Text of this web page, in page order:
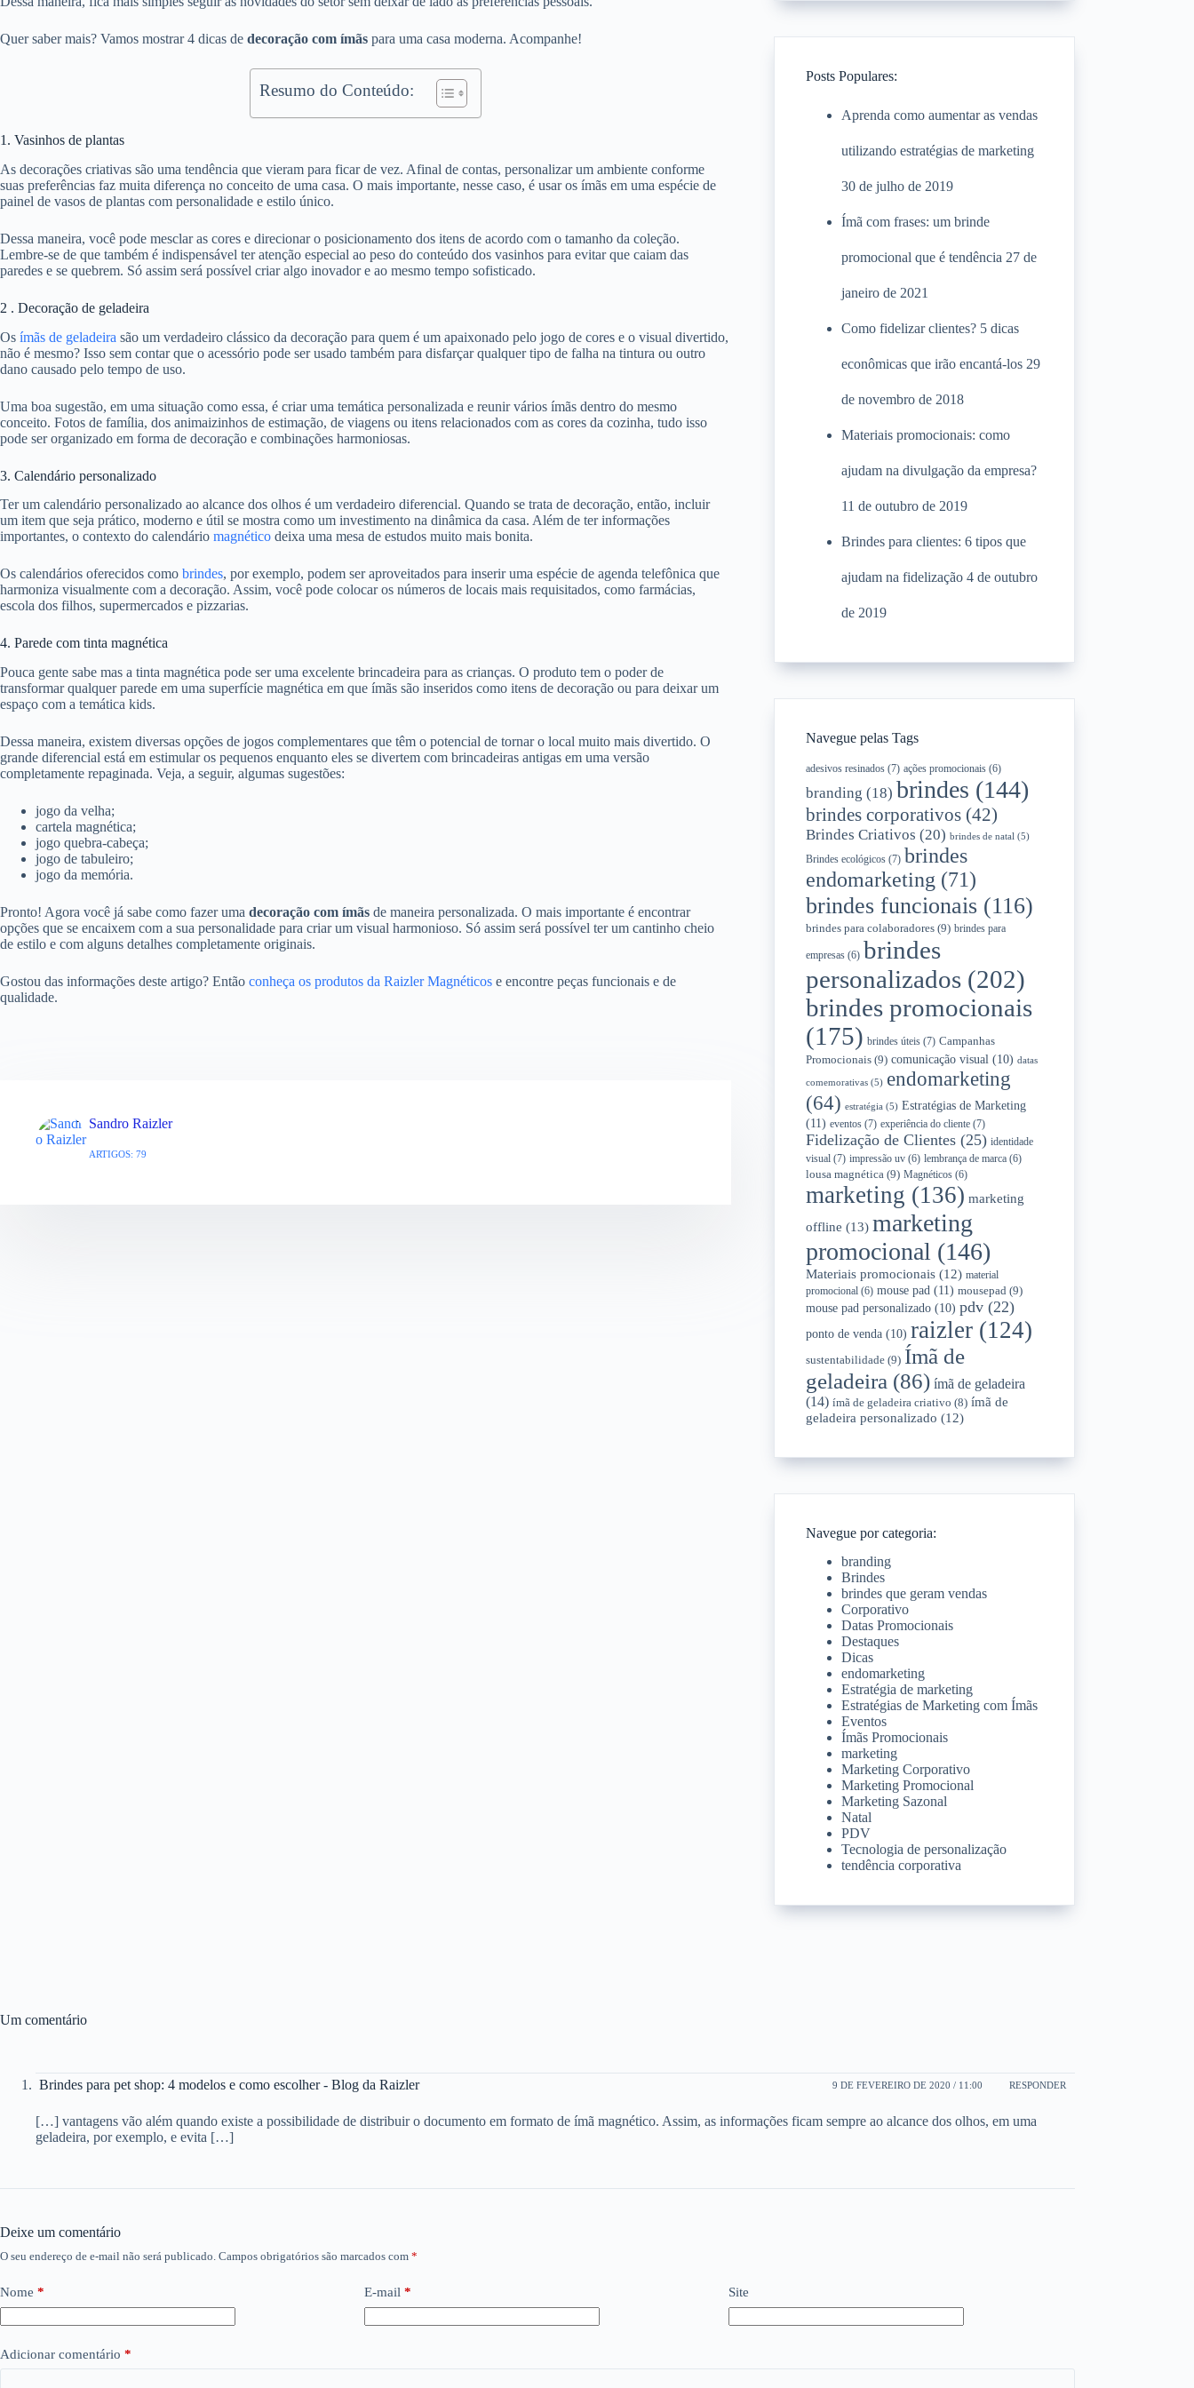
Quer saber mais? Vamos mostrar 4 dicas de decoração com ímãs para uma casa moderna. Acompanhe!
Resumo do Conteúdo:
1. Vasinhos de plantas
As decorações criativas são uma tendência que vieram para ficar de vez. Afinal de contas, personalizar um ambiente conforme
suas preferências faz muita diferença no conceito de uma casa. O mais importante, nesse caso, é usar os ímãs em uma espécie de
painel de vasos de plantas com personalidade e estilo único.
Dessa maneira, você pode mesclar as cores e direcionar o posicionamento dos itens de acordo com o tamanho da coleção.
Lembre-se de que também é indispensável ter atenção especial ao peso do conteúdo dos vasinhos para evitar que caiam das
paredes e se quebrem. Só assim será possível criar algo inovador e ao mesmo tempo sofisticado.
2 . Decoração de geladeira
Os ímãs de geladeira são um verdadeiro clássico da decoração para quem é um apaixonado pelo jogo de cores e o visual divertido,
não é mesmo? Isso sem contar que o acessório pode ser usado também para disfarçar qualquer tipo de falha na tintura ou outro
dano causado pelo tempo de uso.
Uma boa sugestão, em uma situação como essa, é criar uma temática personalizada e reunir vários ímãs dentro do mesmo
conceito. Fotos de família, dos animaizinhos de estimação, de viagens ou itens relacionados com as cores da cozinha, tudo isso
pode ser organizado em forma de decoração e combinações harmoniosas.
3. Calendário personalizado
Ter um calendário personalizado ao alcance dos olhos é um verdadeiro diferencial. Quando se trata de decoração, então, incluir
um item que seja prático, moderno e útil se mostra como um investimento na dinâmica da casa. Além de ter informações
importantes, o contexto do calendário magnético deixa uma mesa de estudos muito mais bonita.
Os calendários oferecidos como brindes, por exemplo, podem ser aproveitados para inserir uma espécie de agenda telefônica que
harmoniza visualmente com a decoração. Assim, você pode colocar os números de locais mais requisitados, como farmácias,
escola dos filhos, supermercados e pizzarias.
4. Parede com tinta magnética
Pouca gente sabe mas a tinta magnética pode ser uma excelente brincadeira para as crianças. O produto tem o poder de
transformar qualquer parede em uma superfície magnética em que ímãs são inseridos como itens de decoração ou para deixar um
espaço com a temática kids.
Dessa maneira, existem diversas opções de jogos complementares que têm o potencial de tornar o local muito mais divertido. O
grande diferencial está em estimular os pequenos enquanto eles se divertem com brincadeiras antigas em uma versão
completamente repaginada. Veja, a seguir, algumas sugestões:
jogo da velha;
cartela magnética;
jogo quebra-cabeça;
jogo de tabuleiro;
jogo da memória.
Pronto! Agora você já sabe como fazer uma decoração com ímãs de maneira personalizada. O mais importante é encontrar
opções que se encaixem com a sua personalidade para criar um visual harmonioso. Só assim será possível ter um cantinho cheio
de estilo e com alguns detalhes completamente originais.
Gostou das informações deste artigo? Então conheça os produtos da Raizler Magnéticos e encontre peças funcionais e de
qualidade.
Sandro Raizler
ARTIGOS: 79
Posts Populares:
Aprenda como aumentar as vendas
utilizando estratégias de marketing
30 de julho de 2019
Ímã com frases: um brinde
promocional que é tendência 27 de
janeiro de 2021
Como fidelizar clientes? 5 dicas
econômicas que irão encantá-los 29
de novembro de 2018
Materiais promocionais: como
ajudam na divulgação da empresa?
11 de outubro de 2019
Brindes para clientes: 6 tipos que
ajudam na fidelização 4 de outubro
de 2019
Navegue pelas Tags
adesivos resinados(7) ações promocionais(6)
branding (18) brindes (144)
brindes corporativos(42)
Brindes Criativos (20) brindes de natal (5)
Brindes ecológicos(7) brindes
endomarketing (71)
brindes funcionais(116)
brindes para colaboradores(9) brindes para
empresas(6) brindes
personalizados(202)
brindes promocionais
(175) brindes úteis(7) Campanhas
Promocionais(9) comunicação visual (10) datas
comemorativas(5) endomarketing
(64) estratégia (5) Estratégias de Marketing
(11) eventos(7) experiência do cliente(7)
Fidelização de Clientes(25) identidade
visual(7) impressão uv(6) lembrança de marca(6)
lousa magnética (9) Magnéticos(6)
marketing (136) marketing
offline (13) marketing
promocional (146)
Materiais promocionais(12) material
promocional (6) mouse pad (11) mousepad (9)
mouse pad personalizado(10) pdv(22)
ponto de venda(10) raizler(124)
sustentabilidade(9) Ímã de
geladeira (86) ímã de geladeira
(14) ímã de geladeira criativo (8) ímã de
geladeira personalizado (12)
Navegue por categoria:
branding
Brindes
brindes que geram vendas
Corporativo
Datas Promocionais
Destaques
Dicas
endomarketing
Estratégia de marketing
Estratégias de Marketing com Ímãs
Eventos
Ímãs Promocionais
marketing
Marketing Corporativo
Marketing Promocional
Marketing Sazonal
Natal
PDV
Tecnologia de personalização
tendência corporativa
Um comentário
Brindes para pet shop: 4 modelos e como escolher - Blog da Raizler 9 DE FEVEREIRO DE 2020 / 11:00 RESPONDER
[…] vantagens vão além quando existe a possibilidade de distribuir o documento em formato de ímã magnético. Assim, as informações ficam sempre ao alcance dos olhos, em uma
geladeira, por exemplo, e evita […]
Deixe um comentário
O seu endereço de e-mail não será publicado. Campos obrigatórios são marcados com *
Nome * E-mail* Site
Adicionar comentário *